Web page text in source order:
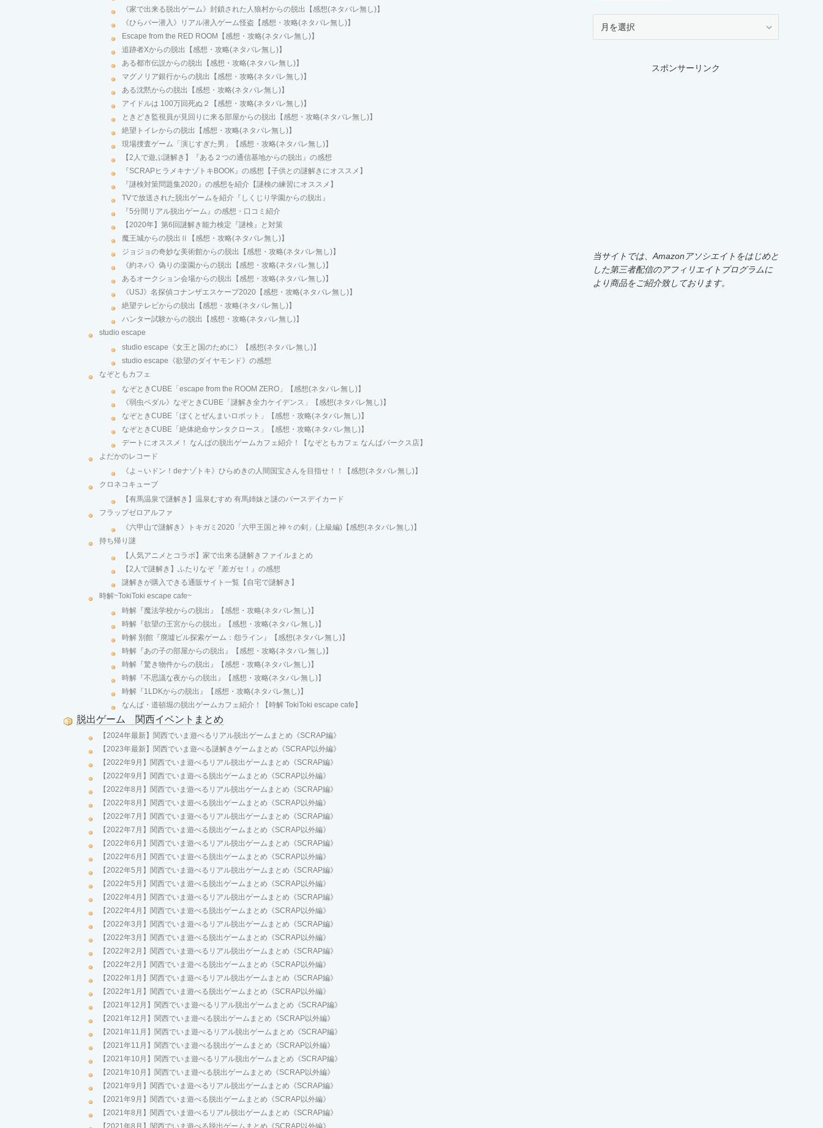
《家で出来る脱出ゲーム》封鎖された人狼村からの脱出【感想(ネタバレ無し)】
《ひらパー潜入》リアル潜入ゲーム怪盗【感想・攻略(ネタバレ無し)】
Escape from the RED ROOM【感想・攻略(ネタバレ無し)】
追跡者Xからの脱出【感想・攻略(ネタバレ無し)】
ある都市伝説からの脱出【感想・攻略(ネタバレ無し)】
マグノリア銀行からの脱出【感想・攻略(ネタバレ無し)】
ある沈黙からの脱出【感想・攻略(ネタバレ無し)】
アイドルは 100万回死ぬ２【感想・攻略(ネタバレ無し)】
ときどき監視員が見回りに来る部屋からの脱出【感想・攻略(ネタバレ無し)】
絶望トイレからの脱出【感想・攻略(ネタバレ無し)】
現場捜査ゲーム「演じすぎた男」【感想・攻略(ネタバレ無し)】
【2人で遊ぶ謎解き】『ある２つの通信基地からの脱出』の感想
『SCRAPヒラメキナゾトキBOOK』の感想【子供との謎解きにオススメ】
『謎検対策問題集2020』の感想を紹介【謎検の練習にオススメ】
TVで放送された脱出ゲームを紹介『しくじり学園からの脱出』
『5分間リアル脱出ゲーム』の感想・口コミ紹介
【2020年】第6回謎解き能力検定『謎検』と対策
魔王城からの脱出Ⅱ【感想・攻略(ネタバレ無し)】
ジョジョの奇妙な美術館からの脱出【感想・攻略(ネタバレ無し)】
《約ネバ》偽りの楽園からの脱出【感想・攻略(ネタバレ無し)】
あるオークション会場からの脱出【感想・攻略(ネタバレ無し)】
《USJ》名探偵コナンザエスケープ2020【感想・攻略(ネタバレ無し)】
絶望テレビからの脱出【感想・攻略(ネタバレ無し)】
ハンター試験からの脱出【感想・攻略(ネタバレ無し)】
studio escape
studio escape《女王と国のために》【感想(ネタバレ無し)】
studio escape《欲望のダイヤモンド》の感想
なぞともカフェ
なぞときCUBE「escape from the ROOM ZERO」【感想(ネタバレ無し)】
《弱虫ペダル》なぞときCUBE「謎解き全力ケイデンス」【感想(ネタバレ無し)】
なぞときCUBE「ぼくとぜんまいロボット」【感想・攻略(ネタバレ無し)】
なぞときCUBE「絶体絶命サンタクロース」【感想・攻略(ネタバレ無し)】
デートにオススメ！ なんばの脱出ゲームカフェ紹介！【なぞともカフェ なんばパークス店】
よだかのレコード
《よ～いドン！deナゾトキ》ひらめきの人間国宝さんを目指せ！！【感想(ネタバレ無し)】
クロネコキューブ
【有馬温泉で謎解き】温泉むすめ 有馬姉妹と謎のバースデイカード
フラップゼロアルファ
《六甲山で謎解き》トキガミ2020「六甲王国と神々の剣」(上級編)【感想(ネタバレ無し)】
持ち帰り謎
【人気アニメとコラボ】家で出来る謎解きファイルまとめ
【2人で謎解き】ふたりなぞ『差ガセ！』の感想
謎解きが購入できる通販サイト一覧【自宅で謎解き】
時解~TokiToki escape cafe~
時解『魔法学校からの脱出』【感想・攻略(ネタバレ無し)】
時解『欲望の王宮からの脱出』【感想・攻略(ネタバレ無し)】
時解 別館『廃墟ビル探索ゲーム：怨ライン』【感想(ネタバレ無し)】
時解『あの子の部屋からの脱出』【感想・攻略(ネタバレ無し)】
時解『驚き物件からの脱出』【感想・攻略(ネタバレ無し)】
時解『不思議な夜からの脱出』【感想・攻略(ネタバレ無し)】
時解『1LDKからの脱出』【感想・攻略(ネタバレ無し)】
なんば・道頓堀の脱出ゲームカフェ紹介！【時解 TokiToki escape cafe】
脱出ゲーム 関西イベントまとめ
【2024年最新】関西でいま遊べるリアル脱出ゲームまとめ《SCRAP編》
【2023年最新】関西でいま遊べる謎解きゲームまとめ《SCRAP以外編》
【2022年9月】関西でいま遊べるリアル脱出ゲームまとめ《SCRAP編》
【2022年9月】関西でいま遊べる脱出ゲームまとめ《SCRAP以外編》
【2022年8月】関西でいま遊べるリアル脱出ゲームまとめ《SCRAP編》
【2022年8月】関西でいま遊べる脱出ゲームまとめ《SCRAP以外編》
【2022年7月】関西でいま遊べるリアル脱出ゲームまとめ《SCRAP編》
【2022年7月】関西でいま遊べる脱出ゲームまとめ《SCRAP以外編》
【2022年6月】関西でいま遊べるリアル脱出ゲームまとめ《SCRAP編》
【2022年6月】関西でいま遊べる脱出ゲームまとめ《SCRAP以外編》
【2022年5月】関西でいま遊べるリアル脱出ゲームまとめ《SCRAP編》
【2022年5月】関西でいま遊べる脱出ゲームまとめ《SCRAP以外編》
【2022年4月】関西でいま遊べるリアル脱出ゲームまとめ《SCRAP編》
【2022年4月】関西でいま遊べる脱出ゲームまとめ《SCRAP以外編》
【2022年3月】関西でいま遊べるリアル脱出ゲームまとめ《SCRAP編》
【2022年3月】関西でいま遊べる脱出ゲームまとめ《SCRAP以外編》
【2022年2月】関西でいま遊べるリアル脱出ゲームまとめ《SCRAP編》
【2022年2月】関西でいま遊べる脱出ゲームまとめ《SCRAP以外編》
【2022年1月】関西でいま遊べるリアル脱出ゲームまとめ《SCRAP編》
【2022年1月】関西でいま遊べる脱出ゲームまとめ《SCRAP以外編》
【2021年12月】関西でいま遊べるリアル脱出ゲームまとめ《SCRAP編》
【2021年12月】関西でいま遊べる脱出ゲームまとめ《SCRAP以外編》
【2021年11月】関西でいま遊べるリアル脱出ゲームまとめ《SCRAP編》
【2021年11月】関西でいま遊べる脱出ゲームまとめ《SCRAP以外編》
【2021年10月】関西でいま遊べるリアル脱出ゲームまとめ《SCRAP編》
【2021年10月】関西でいま遊べる脱出ゲームまとめ《SCRAP以外編》
【2021年9月】関西でいま遊べるリアル脱出ゲームまとめ《SCRAP編》
【2021年9月】関西でいま遊べる脱出ゲームまとめ《SCRAP以外編》
【2021年8月】関西でいま遊べるリアル脱出ゲームまとめ《SCRAP編》
【2021年8月】関西でいま遊べる脱出ゲームまとめ《SCRAP以外編》
スポンサーリンク
当サイトでは、Amazonアソシエイトをはじめと
した第三者配信のアフィリエイトプログラムに
より商品をご紹介致しております。